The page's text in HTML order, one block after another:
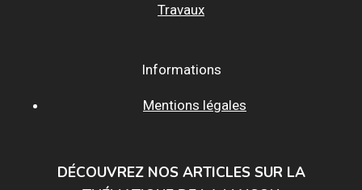
Travaux
Informations
Mentions légales
DÉCOUVREZ NOS ARTICLES SUR LA